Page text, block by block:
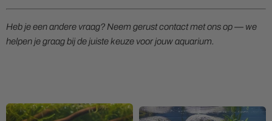
Heb je een andere vraag? Neem gerust contact met ons op — we
helpen je graag bij de juiste keuze voor jouw aquarium.